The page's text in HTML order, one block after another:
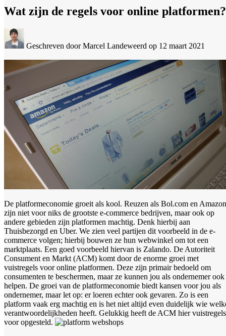
Wat zijn de regels voor online platformen?
Geschreven door Marcel Landeweerd op 12 maart 2021
De platformeconomie groeit als kool. Reuzen als Bol.com en Amazon
zijn niet voor niks de grootste e-commerce bedrijven, maar ook op
andere gebieden zijn platformen machtig. Denk hierbij aan
Thuisbezorgd en Uber. We zien veel partijen dit voorbeeld in de e-
commerce volgen; hierbij bouwen ze hun webwinkel om tot een
marktplaats. Een goed voorbeeld hiervan is Zalando. De Autoriteit
Consument en Markt (ACM) komt door de enorme groei met
vuistregels voor online platformen. Deze zijn primair bedoeld om
consumenten te beschermen, maar ze kunnen jou als ondernemer ook
helpen. De groei van de platformeconomie biedt kansen voor jou als
ondernemer, maar let op: er loeren echter ook gevaren. Zo is een
platform vaak erg machtig en is het niet altijd even duidelijk wie
verantwoordelijkheden heeft. Gelukkig heeft de ACM hier vuistregels
voor opgesteld.